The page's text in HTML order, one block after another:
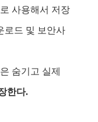
사용해서 저장
로드 및 보안사
숨기고 실제
한다.